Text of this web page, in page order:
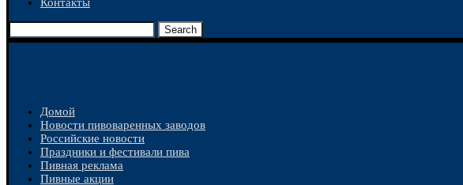
Search
Домой
Новости пивоваренных заводов
Российские новости
Праздники и фестивали пива
Пивная реклама
Пивные акции